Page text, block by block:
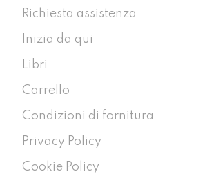
Richiesta assistenza
Inizia da qui
Libri
Carrello
Condizioni di fornitura
Privacy Policy
Cookie Policy